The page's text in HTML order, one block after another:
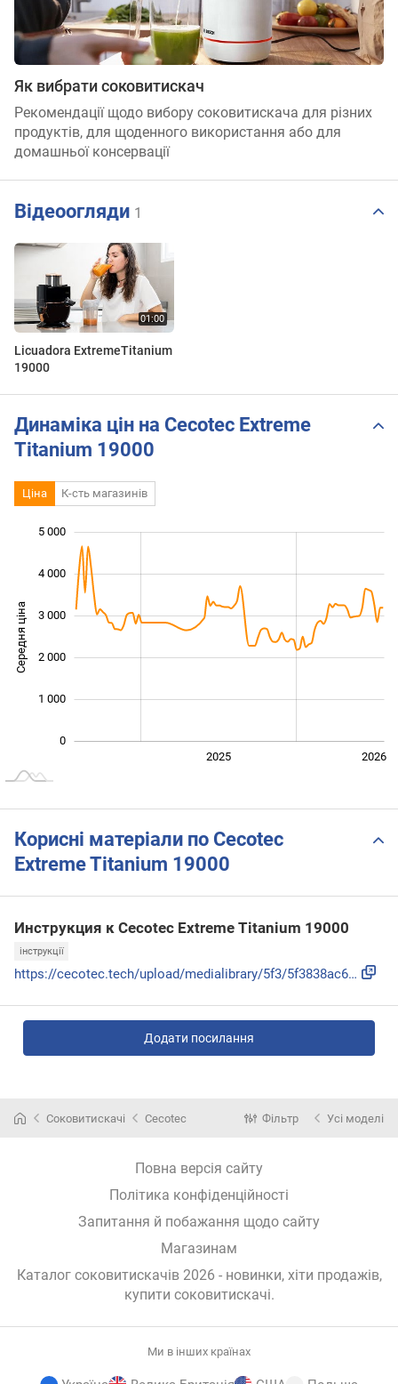
Як вибрати соковитискач
Рекомендації щодо вибору соковитискача для різних
продуктів, для щоденного використання або для
домашньої консервації
Відеоогляди 1
Licuadora ExtremeTitanium
19000
Динаміка цін на Cecotec Extreme
Titanium 19000
Ціна К-сть магазинів
Середня ціна
0
1 000
2 000
3 000
4 000
5 000
2025 2026
Корисні матеріали по Cecotec
Extreme Titanium 19000
Инструкция к Cecotec Extreme Titanium 19000
інструкції
https://cecotec.tech/upload/medialibrary/5f3/5f3838ac68391d...
Додати посилання
Соковитискачі Cecotec Фільтр Усі моделі
Повна версія сайту
Політика конфіденційності
Запитання й побажання щодо сайту
Магазинам
Каталог соковитискачів 2026 - новинки, хіти продажів,
купити соковитискачі.
Ми в інших країнах